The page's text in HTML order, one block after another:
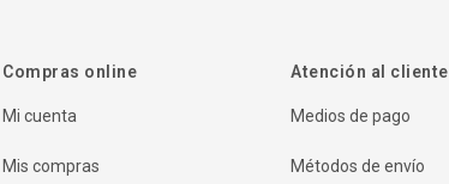
Compras online
Mi cuenta
Mis compras
Atención al cliente
Medios de pago
Métodos de envío